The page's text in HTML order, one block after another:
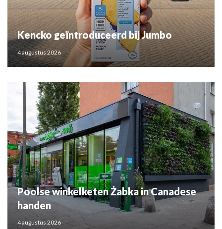
Kencko geïntroduceerd bij Jumbo
4 augustus 2026
Poolse winkelketen Żabka in Canadese
handen
4 augustus 2026